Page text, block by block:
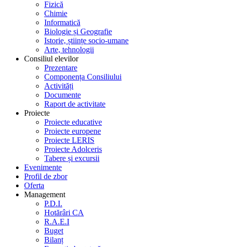
Fizică
Chimie
Informatică
Biologie și Geografie
Istorie, științe socio-umane
Arte, tehnologii
Consiliul elevilor
Prezentare
Componența Consiliului
Activități
Documente
Raport de activitate
Proiecte
Proiecte educative
Proiecte europene
Proiecte LERIS
Proiecte Adolceris
Tabere și excursii
Evenimente
Profil de zbor
Oferta
Management
P.D.I.
Hotărâri CA
R.A.E.I
Buget
Bilanț